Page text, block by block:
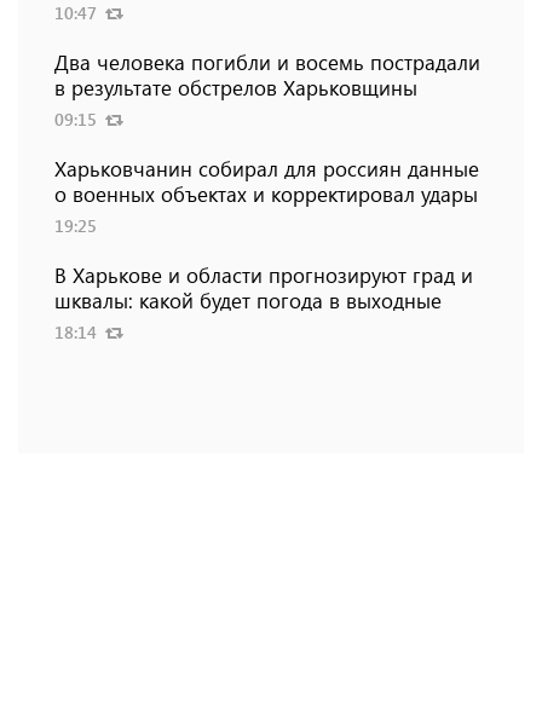
10:47
Два человека погибли и восемь пострадали
в результате обстрелов Харьковщины
09:15
Харьковчанин собирал для россиян данные
о военных объектах и ​​корректировал удары
19:25
В Харькове и области прогнозируют град и
шквалы: какой будет погода в выходные
18:14